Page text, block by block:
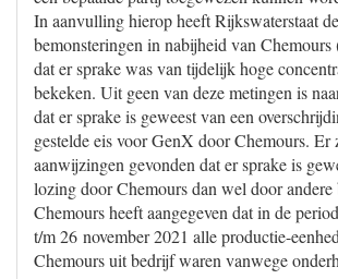
In aanvulling hierop heeft Rijkswaterstaat
bemonsteringen in nabijheid van Chemours
dat er sprake was van tijdelijk hoge
bekeken. Uit geen van deze metingen is
dat er sprake is geweest van een
gestelde eis voor GenX door Chemours. Er
aanwijzingen gevonden dat er sprake is
lozing door Chemours dan wel door andere
Chemours heeft aangegeven dat in de
t/m 26 november 2021 alle productie-
Chemours uit bedrijf waren vanwege